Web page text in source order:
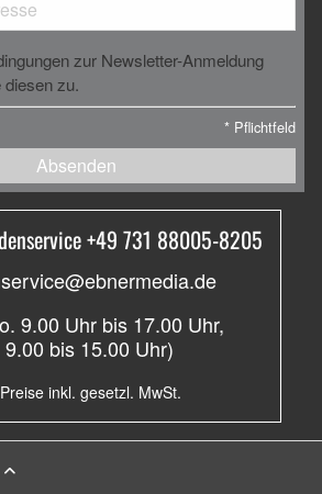
zur Newsletter-Anmeldung
zu.
* Pflichtfeld
Absenden
+49 731 88005-8205
9.00 Uhr bis 17.00 Uhr,
9.00 bis 15.00 Uhr)
inkl. gesetzl. MwSt.